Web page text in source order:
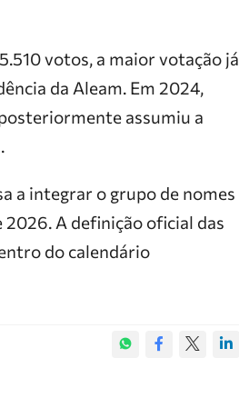
votos, a maior votação já
da Aleam. Em 2024,
assumiu a
a integrar o grupo de nomes
2026. A definição oficial das
do calendário